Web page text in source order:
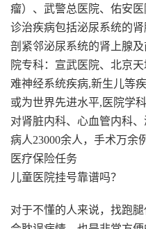
瘤）、武警总医院、佑安
诊治疾病包括泌尿系统的
剖紧邻泌尿系统的肾上腺
院专科：宣武医院、北京
难神经系统疾病,新生儿等
或为世界先进水平,医院学
对肾脏内科、心血管内科
病人23000余人，手术万余
医疗保险任务
儿童医院挂号靠谱吗？
对于不懂的人来说，找跑